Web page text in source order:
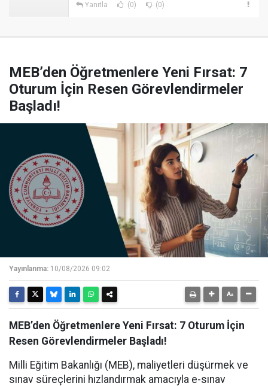
Yanıtla (0) (0)
MEB’den Öğretmenlere Yeni Fırsat: 7
Oturum İçin Resen Görevlendirmeler
Başladı!
Yayınlanma: 10/08/2026 09:02
MEB’den Öğretmenlere Yeni Fırsat: 7 Oturum İçin
Resen Görevlendirmeler Başladı!
Milli Eğitim Bakanlığı (MEB), maliyetleri düşürmek ve
sınav süreçlerini hızlandırmak amacıyla e-sınav